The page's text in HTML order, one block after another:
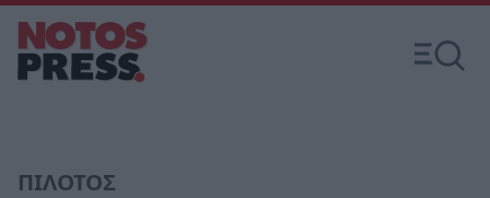
ΠΙΛΟΤΟΣ